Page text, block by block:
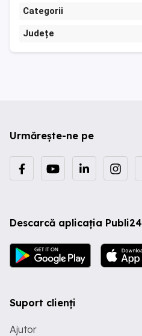
Categorii
Județe
Urmărește-ne pe
Descarcă aplicația Publi24
Suport clienți
Ajutor